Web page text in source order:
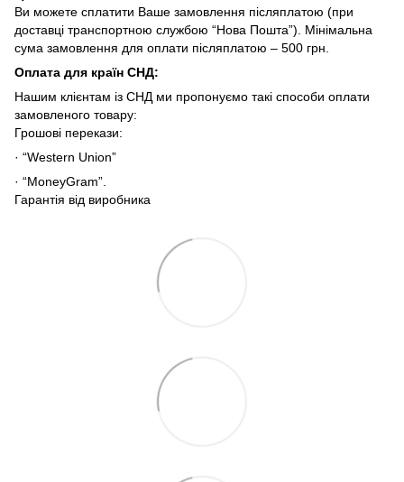
Ви можете сплатити Ваше замовлення післяплатою (при
доставці транспортною службою “Нова Пошта”). Мінімальна
сума замовлення для оплати післяплатою – 500 грн.
Оплата для країн СНД:
Нашим клієнтам із СНД ми пропонуємо такі способи оплати
замовленого товару:
Грошові перекази:
· “Western Union”
· “MoneyGram”.
Гарантія від виробника